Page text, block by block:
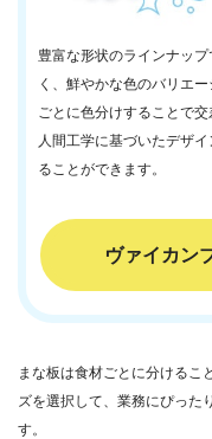
豊富な形状のラインナッ
く、鮮やかな色のバリエ
ごとに色分けすることで交
人間工学に基づいたデザ
ることができます。
ヴァイカン
まな板は食材ごとに分けるこ
ズを選択して、業務にぴった
す。